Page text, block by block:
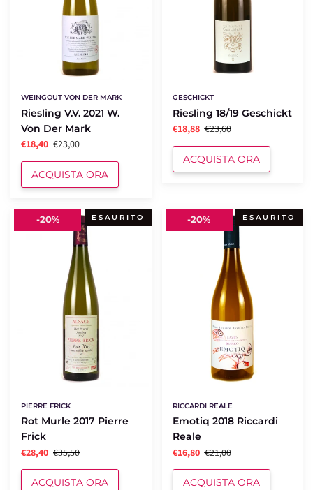
WEINGOUT VON DER MARK
Riesling V.V. 2021 W.
Von Der Mark
€18,40 €23,00
ACQUISTA ORA
GESCHICKT
Riesling 18/19 Geschickt
€18,88 €23,60
ACQUISTA ORA
Murle
ESAURITO
PIERRE FRICK
Rot Murle 2017 Pierre
Frick
€28,40 €35,50
ACQUISTA ORA
-20%
Emotiq
2018
ESAURITO
RICCARDI REALE
Emotiq 2018 Riccardi
Reale
€16,80 €21,00
ACQUISTA ORA
-20%